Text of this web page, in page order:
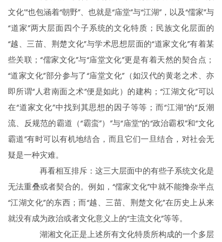
文化’”也包涵着“朝野”、也就是“庙堂”与“江湖”，以及“儒家”与
“道家”两大层面四个子系统的文化特质；民族文化层面的
“越、三苗、荆楚文化”与学术思想层面的“道家文化”有着某
些关联；“儒家文化”与“庙堂文化”更是有着天然的契合点；
“道家文化”部分参与了“庙堂文化”（如汉代的黄老之术、亦
即所谓“人君南面之术”便是如此）的建构；“江湖文化”可以
在“道家文化”中找到其思想的因子等等；而“江湖”的“反潮
流、反规范的霸道（“霸蛮”）”与“庙堂”的“政治霸权”和“文化
霸道”有时可以有机地结合，而且它们一旦结合，对社会无
疑是一种灾难。
再看相互排斥：这三大层面中的有些子系统文化是
无法重叠或者契合的。例如，“儒家文化”中就不能搀杂半点
“江湖文化”的东西；而“越、三苗、荆楚文化”在历史上从来
就没有成为政治或者文化意义上的“主流文化”等等。
湖湘文化正是上述所有文化特质所构成的一个多层